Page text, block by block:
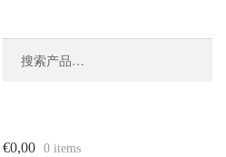
索：
€0,00 0 items